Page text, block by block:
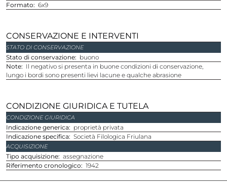
Formato
6x9
CONSERVAZIONE E INTERVENTI
STATO DI CONSERVAZIONE
Stato di conservazione
buono
Note
Il negativo si presenta in buone condizioni di conservazione,
lungo i bordi sono presenti lievi lacune e qualche abrasione
CONDIZIONE GIURIDICA E TUTELA
CONDIZIONE GIURIDICA
Indicazione generica
proprietà privata
Indicazione specifica
Società Filologica Friulana
ACQUISIZIONE
Tipo acquisizione assegnazione
Riferimento cronologico
1942